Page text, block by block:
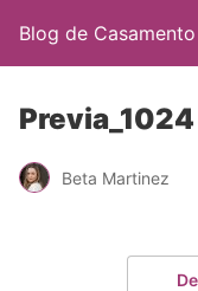
Blog de
Previa_1024
Beta Martinez